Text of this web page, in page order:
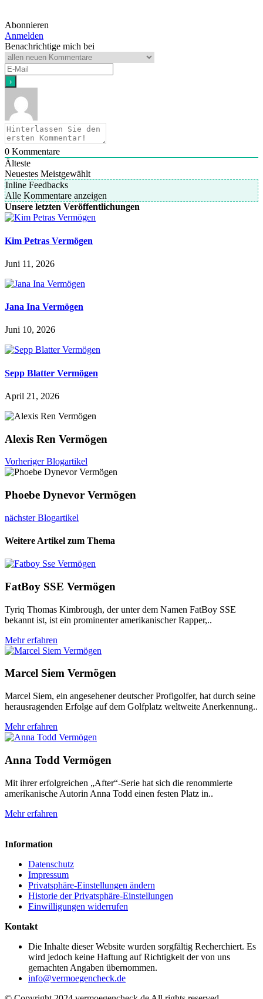
Abonnieren
Anmelden
Benachrichtige mich bei
0 Kommentare
Älteste
Neuestes Meistgewählt
Inline Feedbacks
Alle Kommentare anzeigen
Unsere letzten Veröffentlichungen
Kim Petras Vermögen
Juni 11, 2026
Jana Ina Vermögen
Juni 10, 2026
Sepp Blatter Vermögen
April 21, 2026
Alexis Ren Vermögen
Vorheriger Blogartikel
Phoebe Dynevor Vermögen
nächster Blogartikel
Weitere Artikel zum Thema
FatBoy SSE Vermögen
Tyriq Thomas Kimbrough, der unter dem Namen FatBoy SSE
bekannt ist, ist ein prominenter amerikanischer Rapper,..
Mehr erfahren
Marcel Siem Vermögen
Marcel Siem, ein angesehener deutscher Profigolfer, hat durch seine
herausragenden Erfolge auf dem Golfplatz weltweite Anerkennung..
Mehr erfahren
Anna Todd Vermögen
Mit ihrer erfolgreichen „After“-Serie hat sich die renommierte
amerikanische Autorin Anna Todd einen festen Platz in..
Mehr erfahren
Information
Datenschutz
Impressum
Privatsphäre-Einstellungen ändern
Historie der Privatsphäre-Einstellungen
Einwilligungen widerrufen
Kontakt
Die Inhalte dieser Website wurden sorgfältig Recherchiert. Es
wird jedoch keine Haftung auf Richtigkeit der von uns
gemachten Angaben übernommen.
info@vermoegencheck.de